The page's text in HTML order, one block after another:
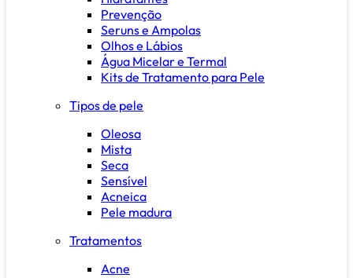
Prevenção
Seruns e Ampolas
Olhos e Lábios
Água Micelar e Termal
Kits de Tratamento para Pele
Tipos de pele
Oleosa
Mista
Seca
Sensível
Acneica
Pele madura
Tratamentos
Acne